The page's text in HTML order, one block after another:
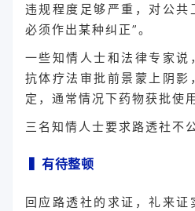
违规程度足够严重，对公共
必须作出某种纠正”。
一些知情人士和法律专家说
抗体疗法审批前景蒙上阴影
定，通常情况下药物获批使
三名知情人士要求路透社不
▍有待整顿
回应路透社的求证，礼来证